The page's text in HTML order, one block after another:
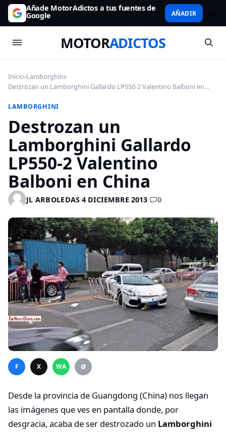
Añade MotorAdictos a tus fuentes de
Google AÑADIR
MOTORADICTOS
Inicio›Lamborghini›
Destrozan un Lamborghini Gallardo LP550-2 Valentino Balboni en...
LAMBORGHINI
Destrozan un
Lamborghini Gallardo
LP550-2 Valentino
Balboni en China
JL ARBOLEDAS·4 DICIEMBRE 2013· 0
F X WA @
Desde la provincia de Guangdong (China) nos llegan
las imágenes que ves en pantalla donde, por
desgracia, acaba de ser destrozado un Lamborghini